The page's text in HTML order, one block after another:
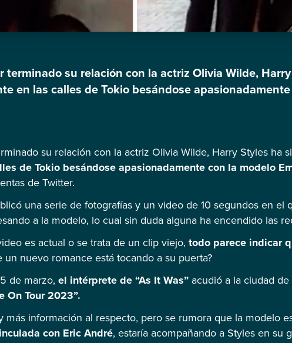
terminado su relación con la actriz Olivia Wilde,
en las calles de Tokio besándose
su relación con la actriz Olivia Wilde, Harry Styles ha
de Tokio besándose apasionadamente con la modelo
de Twitter.
una serie de fotografías y un video de 10 segundos en el
a la modelo, lo cual sin duda alguna ha encendido las
es actual o se trata de un clip viejo, todo parece indicar
un nuevo romance está tocando a su puerta?
de marzo, el intérprete de “As It Was” acudió a la ciudad
On Tour 2023”.
más información al respecto, pero se rumora que la modelo
con Eric André, estaría acompañando a Styles en su